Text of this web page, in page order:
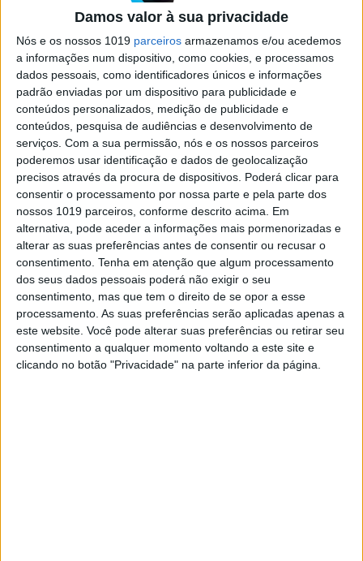
Damos valor à sua privacidade
Nós e os nossos 1019 parceiros armazenamos e/ou acedemos
a informações num dispositivo, como cookies, e processamos
dados pessoais, como identificadores únicos e informações
padrão enviadas por um dispositivo para publicidade e
conteúdos personalizados, medição de publicidade e
conteúdos, pesquisa de audiências e desenvolvimento de
serviços. Com a sua permissão, nós e os nossos parceiros
poderemos usar identificação e dados de geolocalização
precisos através da procura de dispositivos. Poderá clicar para
consentir o processamento por nossa parte e pela parte dos
nossos 1019 parceiros, conforme descrito acima. Em
alternativa, pode aceder a informações mais pormenorizadas e
alterar as suas preferências antes de consentir ou recusar o
consentimento. Tenha em atenção que algum processamento
dos seus dados pessoais poderá não exigir o seu
consentimento, mas que tem o direito de se opor a esse
processamento. As suas preferências serão aplicadas apenas a
este website. Você pode alterar suas preferências ou retirar seu
consentimento a qualquer momento voltando a este site e
clicando no botão "Privacidade" na parte inferior da página.
JORNAL DE LETRAS
Fernanda Fragateiro: "Para
compreender e amar a Arte
também é preciso acreditar"
No número cujo tema dedica à relação entre
Espiritualidade e Arte, o Jornal de Letras ouviu
Fernanda Fragateiro sobre a capela que pintou
para a Igreja de Santa Isabel, em Lisboa
Jornal de Letras